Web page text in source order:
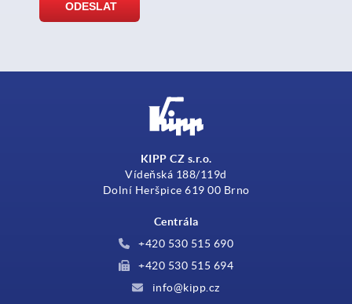
KIPP CZ s.r.o.
Vídeňská 188/119d
Dolní Heršpice 619 00 Brno
Centrála
+420 530 515 690
+420 530 515 694
info@kipp.cz